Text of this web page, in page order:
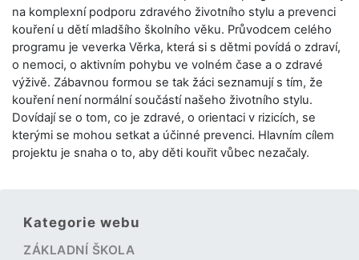
na komplexní podporu zdravého životního stylu a prevenci
kouření u dětí mladšího školního věku. Průvodcem celého
programu je veverka Věrka, která si s dětmi povídá o zdraví,
o nemoci, o aktivním pohybu ve volném čase a o zdravé
výživě. Zábavnou formou se tak žáci seznamují s tím, že
kouření není normální součástí našeho životního stylu.
Dovídají se o tom, co je zdravé, o orientaci v rizicích, se
kterými se mohou setkat a účinné prevenci. Hlavním cílem
projektu je snaha o to, aby děti kouřit vůbec nezačaly.
Kategorie webu
ZÁKLADNÍ ŠKOLA